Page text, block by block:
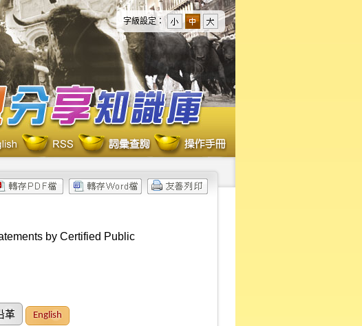
字級設定：
by Certified Public
革 English